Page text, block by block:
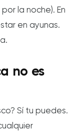
la noche). En
en ayunas.
no es
Sí tu puedes.